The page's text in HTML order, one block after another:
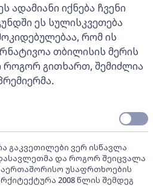
ადამიანი იქნება ჩვენი
ეს სულისკვეთება
რომ ის
თბილისის მერის
როგორ გითხართ, შემიძლია
გაკვეთილები ვერ ისწავლა
და როგორ შეიცვალა
უსაფრთხოების
2008 წლის შემდეგ